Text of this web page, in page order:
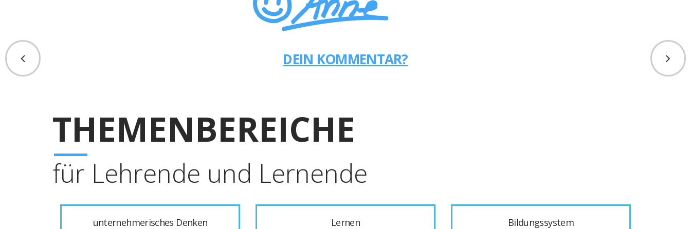
DEIN KOMMENTAR?
THEMENBEREICHE
für Lehrende und Lernende
unternehmerisches Denken Lernen Bildungssystem